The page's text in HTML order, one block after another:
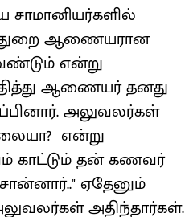
சாமானியர்களில்
துறை ஆணையரான
என்று
ஆணையர் தனது
அலுவலர்கள்
என்று
காட்டும் தன் கணவர்
ஏதேனும்
அதிந்தார்கள்.